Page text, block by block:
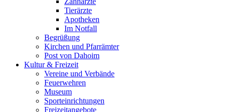
Tierärzte
Apotheken
Im Notfall
Begrüßung
Kirchen und Pfarrämter
Post von Dahoim
Kultur & Freizeit
Vereine und Verbände
Feuerwehren
Museum
Sporteinrichtungen
Freizeitangebote